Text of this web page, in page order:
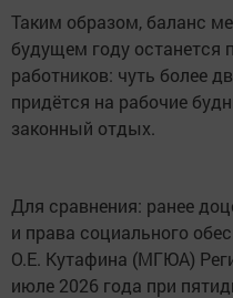
Таким образом, баланс
будущем году
работников: чуть более
придётся на рабочие
законный отдых.
Для сравнения: ранее
и права социального
О.Е. Кутафина (МГЮА)
июле 2026 года при